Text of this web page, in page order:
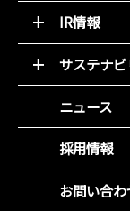
トップ
基本理念
会社概要
組織図
役員紹介
沿革
事業所一
IR情報
トップ
経営方針
IR資料室
財務ハ
IRカレン
株主総会
株主メモ
サステナビ
環境(E)
社会(S)
企業統治
SDGsの
ニュース
採用情報
お問い合わ